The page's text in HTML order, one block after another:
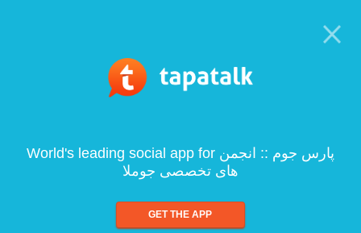
World's leading social app for پارس جوم :: انجمن
های تخصصی جوملا
GET THE APP